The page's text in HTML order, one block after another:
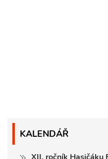
KALENDÁŘ